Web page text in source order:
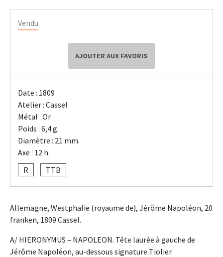
Vendu
AJOUTER AUX FAVORIS
Date : 1809
Atelier : Cassel
Métal : Or
Poids : 6,4 g.
Diamètre : 21 mm.
Axe : 12 h.
R
TTB
Allemagne, Westphalie (royaume de), Jérôme Napoléon, 20
franken, 1809 Cassel.
A/ HIERONYMUS – NAPOLEON. Tête laurée à gauche de
Jérôme Napoléon, au-dessous signature Tiolier.